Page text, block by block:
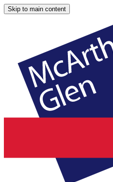
Skip to main content